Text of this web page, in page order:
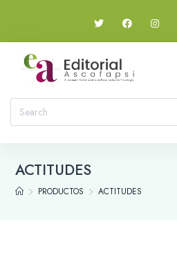
ACTITUDES
PRODUCTOS ACTITUDES